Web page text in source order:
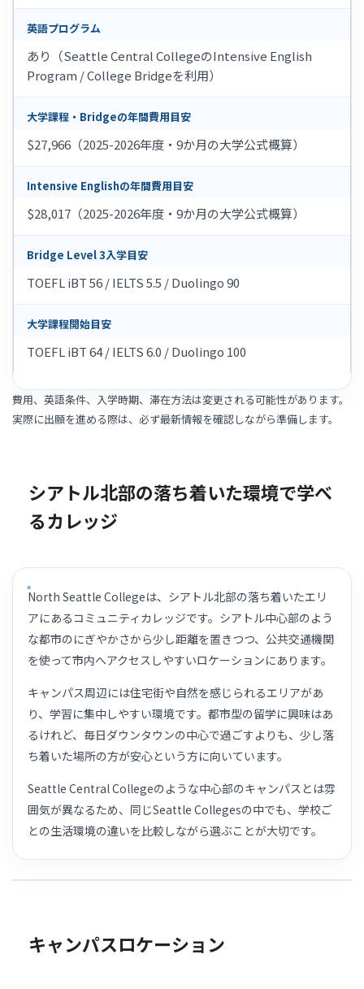
英語プログラム
あり（Seattle Central CollegeのIntensive English
Program / College Bridgeを利用）
大学課程・Bridgeの年間費用目安
$27,966（2025-2026年度・9か月の大学公式概算）
Intensive Englishの年間費用目安
$28,017（2025-2026年度・9か月の大学公式概算）
Bridge Level 3入学目安
TOEFL iBT 56 / IELTS 5.5 / Duolingo 90
大学課程開始目安
TOEFL iBT 64 / IELTS 6.0 / Duolingo 100
費用、英語条件、入学時期、滞在方法は変更される可能性があります。
実際に出願を進める際は、必ず最新情報を確認しながら準備します。
シアトル北部の落ち着いた環境で学べ
るカレッジ
North Seattle Collegeは、シアトル北部の落ち着いたエリ
アにあるコミュニティカレッジです。シアトル中心部のよう
な都市のにぎやかさから少し距離を置きつつ、公共交通機関
を使って市内へアクセスしやすいロケーションにあります。
キャンパス周辺には住宅街や自然を感じられるエリアがあ
り、学習に集中しやすい環境です。都市型の留学に興味はあ
るけれど、毎日ダウンタウンの中心で過ごすよりも、少し落
ち着いた場所の方が安心という方に向いています。
Seattle Central Collegeのような中心部のキャンパスとは雰
囲気が異なるため、同じSeattle Collegesの中でも、学校ご
との生活環境の違いを比較しながら選ぶことが大切です。
キャンパスロケーション